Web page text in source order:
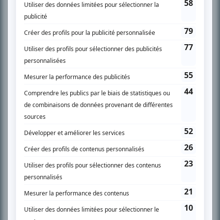
SUR LE RÉSEAU BIZZ MÉDIA
PLAN DU SITE
Accueil
Liste des oeuvres
Recherche avancée
À propos
Nous contacter
Termes et conditions
Politique de confidentialité
Gestion du consentement